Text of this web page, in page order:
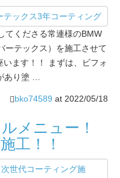
てくださる常連様のBMW
ーテックス）を施工させて
ます！！ まずは、ビフォ
あり塗 …
bko74589 at 2022/05/18
メニュー！
工！！